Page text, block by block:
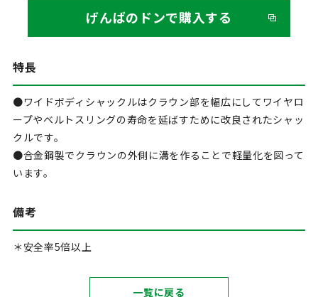
げんばのドンで購入する
特長
●ワイドボディシャックルはクラウン部を幅広にしてワイヤロ
ープやベルトスリングの寿命を延ばすために改良されたシャッ
クルです。
●合金鋼製でクラウンの外側に溝を作ることで軽量化を図って
います。
備考
＊安全率5倍以上
一覧に戻る